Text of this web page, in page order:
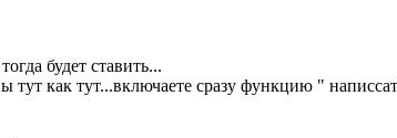
будет ставить...
тут как тут...включаете сразу функцию "